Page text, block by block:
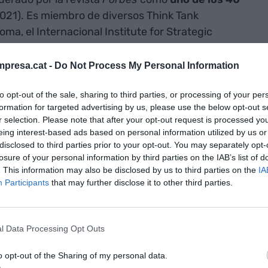
- Do Not Process My Personal Information
opt-out of the sale, sharing to third parties, or processing of your
for targeted advertising by us, please use the below opt-out
selection. Please note that after your opt-out request is processed
interest-based ads based on personal information utilized by us
to third parties prior to your opt-out. You may separately
of your personal information by third parties on the IAB’s list of
This information may also be disclosed by us to third parties on the
Participants that may further disclose it to other third parties.
Data Processing Opt Outs
opt-out of the Sharing of my personal data.
Es miembro de diversos Think Tank
el Internacional Institute for Strategic
Elcano y el Club de Geopolítica. También
de Desarrollo de América Latina (CAF). Sin
desde Pharos ofrece a empresas e
muy concreta que conjuga geopolítica, futuro y
estratégica y con ella consigue "convertir la
sería el año de la incertidumbre. Y así ha
del mundo y de lo que nos sucede
y complejidad. ¿Es algo nuevo?
en el año 1900, por ejemplo, vivieron la Primera
la Revolución Rusa, el Crack del 29, la Guerra
la guerra de Corea, la guerra de Vietnam,